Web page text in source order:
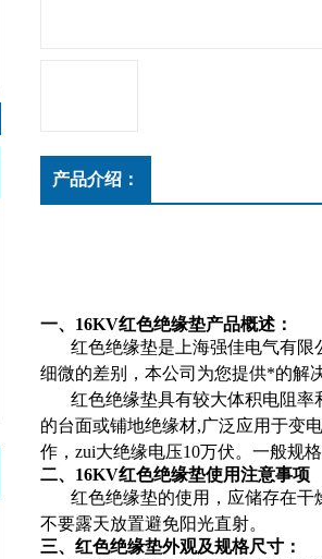
产品介绍：
一、 16KV红色绝缘垫产品概述：
红色绝缘垫是上海强佳电气有
细微的差别，本公司为您提供*的解
红色绝缘垫具有较大体积电阻率
的台面或铺地绝缘材,广泛应用于变
作，zui大绝缘电压10万伏。一般规
二、 16KV红色绝缘垫使用注意事项
红色绝缘垫的使用，应储存在干
不要露天放置避免阳光直射。
三、红色绝缘垫外观及规格尺寸：